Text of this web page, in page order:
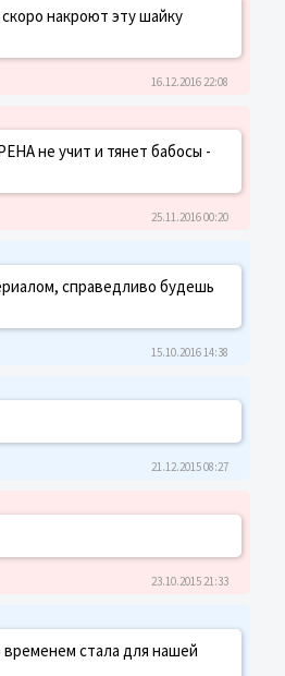
накроют эту шайку
16.12.2016 22:08
не учит и тянет бабосы -
25.11.2016 00:20
справедливо будешь
15.10.2016 14:38
21.12.2015 08:27
23.10.2015 21:33
временем стала для нашей